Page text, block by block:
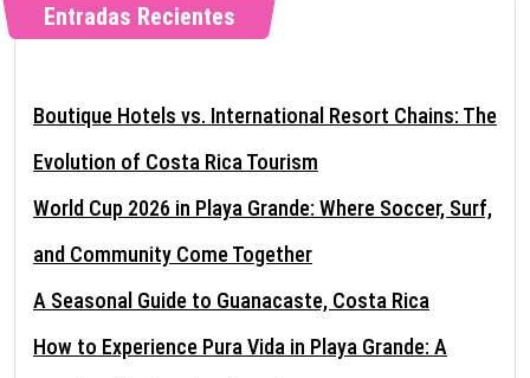
Entradas Recientes
Boutique Hotels vs. International Resort Chains: The
Evolution of Costa Rica Tourism
World Cup 2026 in Playa Grande: Where Soccer, Surf,
and Community Come Together
A Seasonal Guide to Guanacaste, Costa Rica
How to Experience Pura Vida in Playa Grande: A